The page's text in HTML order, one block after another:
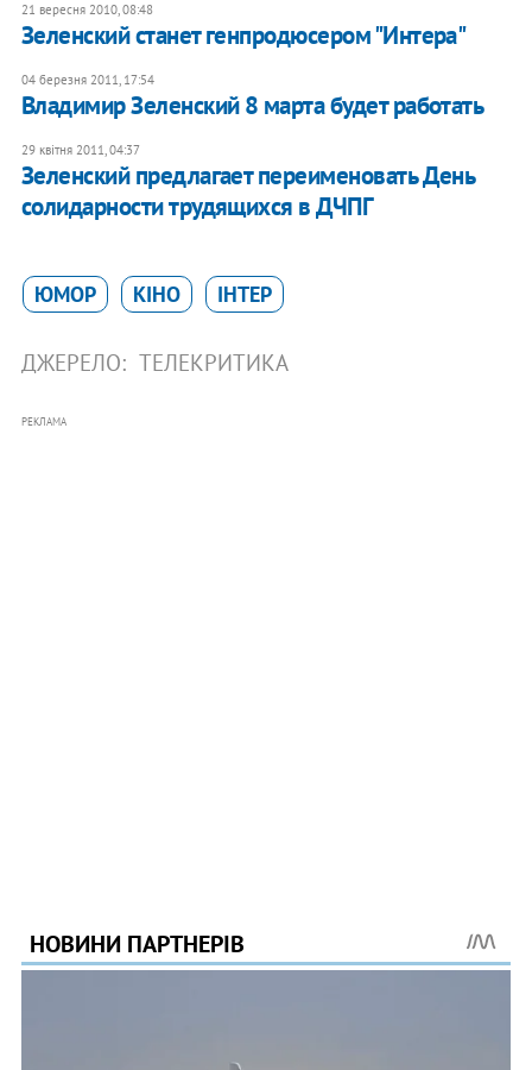
21 вересня 2010, 08:48
Зеленский станет генпродюсером "Интера"
04 березня 2011, 17:54
Владимир Зеленский 8 марта будет работать
29 квітня 2011, 04:37
Зеленский предлагает переименовать День
солидарности трудящихся в ДЧПГ
ЮМОР КІНО ІНТЕР
ДЖЕРЕЛО: ТЕЛЕКРИТИКА
РЕКЛАМА